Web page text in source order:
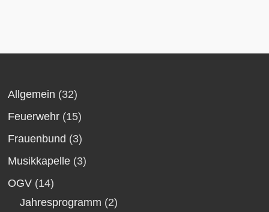
Allgemein (32)
Feuerwehr (15)
Frauenbund (3)
Musikkapelle (3)
OGV (14)
Jahresprogramm (2)